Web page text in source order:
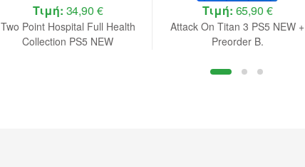
Τιμή: 34,90 €
Two Point Hospital Full Health
Collection PS5 NEW
Τιμή: 65,90 €
Attack On Titan 3 PS5 NEW +
Preorder B.